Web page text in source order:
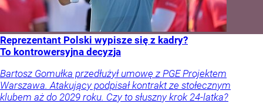
Reprezentant Polski wypisze się z kadry?
To kontrowersyjna decyzja
Bartosz Gomułka przedłużył umowę z PGE Projektem
Warszawa. Atakujący podpisał kontrakt ze stołecznym
klubem aż do 2029 roku. Czy to słuszny krok 24-latka?